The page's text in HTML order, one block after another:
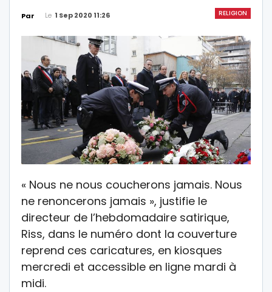
RELIGION
Par Le 1 Sep 2020 11:26
« Nous ne nous coucherons jamais. Nous
ne renoncerons jamais », justifie le
directeur de l’hebdomadaire satirique,
Riss, dans le numéro dont la couverture
reprend ces caricatures, en kiosques
mercredi et accessible en ligne mardi à
midi.